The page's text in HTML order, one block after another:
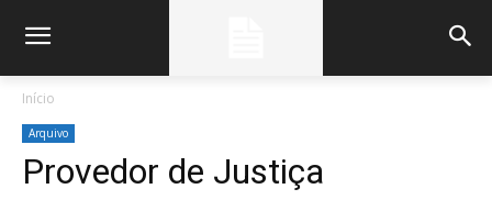
Início
Arquivo
Provedor de Justiça